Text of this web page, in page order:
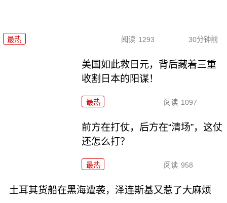
最热 阅读 1293 30分钟前
美国如此救日元，背后藏着三重
收割日本的阳谋！
最热 阅读 1097
前方在打仗，后方在“清场”，这仗
还怎么打？
最热 阅读 958
土耳其货船在黑海遭袭，泽连斯基又惹了大麻烦